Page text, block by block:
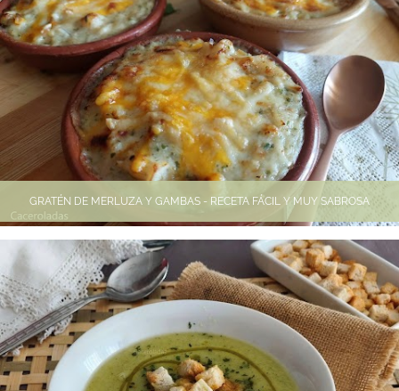
GRATÉN DE MERLUZA Y GAMBAS - RECETA FÁCIL Y MUY SABROSA